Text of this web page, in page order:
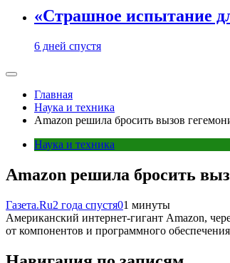
«Страшное испытание
6 дней спустя
Главная
Наука и техника
Amazon решила бросить вызов
Наука и техника
Amazon решила бросить
Газета.Ru2 года спустя01 минуты
Американский интернет-гигант Amazon,
от компонентов и программного